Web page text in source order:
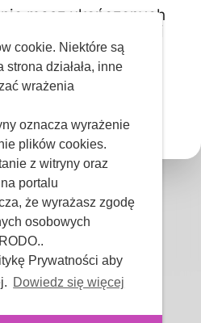
cookie. Niektóre są
działała, inne
wrażenia
oznacza wyrażenie
plików cookies.
z witryny oraz
portalu
że wyrażasz zgodę
osobowych
Prywatności aby
Dowiedz się więcej
masz ukończonych
mieć dostępu do tej
- Polskie Randki.